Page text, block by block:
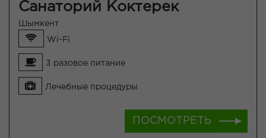
Санаторий Коктерек
Шымкент
Wi-Fi
3 разовое питание
Лечебные процедуры
ПОСМОТРЕТЬ